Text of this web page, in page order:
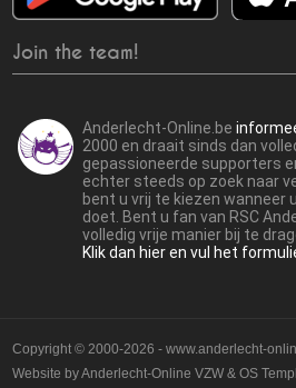
Join the team!
Anderlecht-Online.be
2000 en draait sinds dan
gepassioneerde supporters
echter steeds op zoek naar
bent u vrij te kiezen wanneer
doet. Bent u fan van RSC
volledig vrije manier bij te
Klik dan hier en vul het
Copyright © 2000-2026 - www.anderlecht-
Website byAnderlecht-Online VZW &OS